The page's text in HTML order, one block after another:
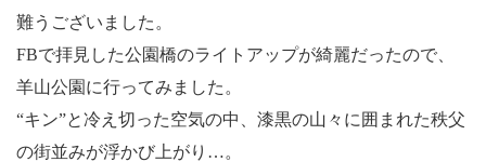
難うございました。
FBで拝見した公園橋のライトアップが綺麗だったので、
羊山公園に行ってみました。
“キン”と冷え切った空気の中、漆黒の山々に囲まれた秩父
の街並みが浮かび上がり…。